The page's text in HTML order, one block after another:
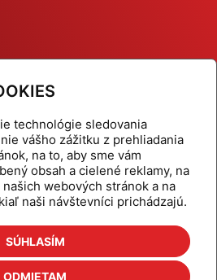
technológie sledovania
vášho zážitku z prehliadania
na to, aby sme vám
obsah a cielené reklamy, na
webových stránok a na
naši návštevníci prichádzajú.
SÚHLASÍM
ODMIETAM
ventily
Produkty
Odber šikovné tipy
Cenníky
Referencie